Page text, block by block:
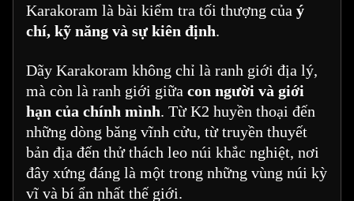
Karakoram là bài kiểm tra tối thượng của ý
chí, kỹ năng và sự kiên định.
Dãy Karakoram không chỉ là ranh giới địa lý,
mà còn là ranh giới giữa con người và giới
hạn của chính mình. Từ K2 huyền thoại đến
những dòng băng vĩnh cửu, từ truyền thuyết
bản địa đến thử thách leo núi khắc nghiệt, nơi
đây xứng đáng là một trong những vùng núi kỳ
vĩ và bí ẩn nhất thế giới.